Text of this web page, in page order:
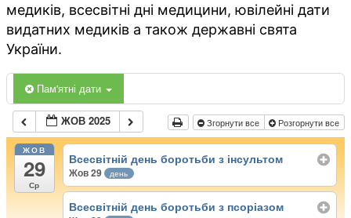
медиків, всесвітні дні медицини, ювілейні дати
видатних медиків а також державні свята
України.
Пам'ятні дати
ЖОВ 2025 Згорнути все Розгорнути все
ЖОВ
29
Ср
Всесвітній день боротьби з інсультом
Жов 29 день
Всесвітній день боротьби з псоріазом